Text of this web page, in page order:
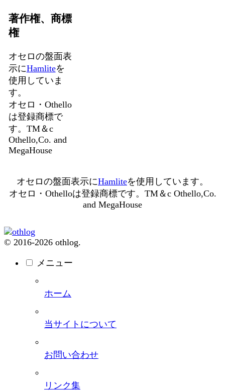
著作権、商標
権
オセロの盤面表
示にHamliteを
使用していま
す。
オセロ・Othello
は登録商標で
す。TM＆c
Othello,Co. and
MegaHouse
オセロの盤面表示にHamliteを使用しています。
オセロ・Othelloは登録商標です。TM＆c Othello,Co.
and MegaHouse
© 2016-2026 othlog.
メニュー
ホーム
当サイトについて
お問い合わせ
リンク集